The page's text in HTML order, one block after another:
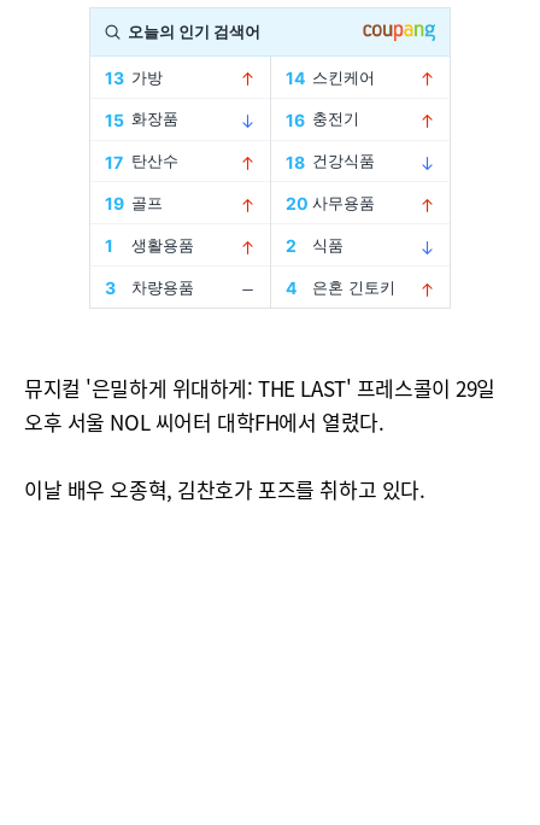
뮤지컬 '은밀하게 위대하게: THE LAST' 프레스콜이 29일
오후 서울 NOL 씨어터 대학FH에서 열렸다.
이날 배우 오종혁, 김찬호가 포즈를 취하고 있다.